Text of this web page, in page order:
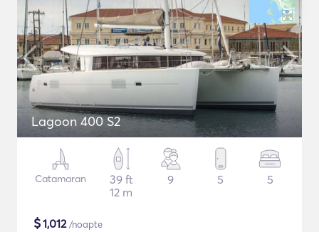
Lagoon 400 S2
Catamaran
39 ft
12 m
9 5 5
$1,012/noapte